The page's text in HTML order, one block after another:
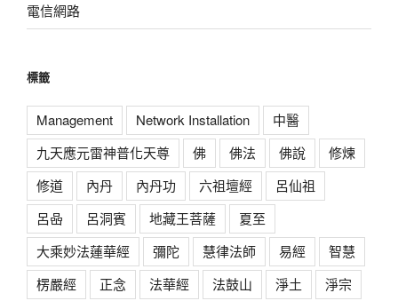
電信網路
標籤
Management Network Installation
中醫
九天應元雷神普化天尊
佛 佛法 佛說
修煉
修道
內丹 內丹功 六祖壇經
呂仙祖
呂喦
呂洞賓 地藏王菩薩
夏至
大乘妙法蓮華經
彌陀 慧律法師 易經
智慧
楞嚴經
正念 法華經 法鼓山 淨土 淨宗